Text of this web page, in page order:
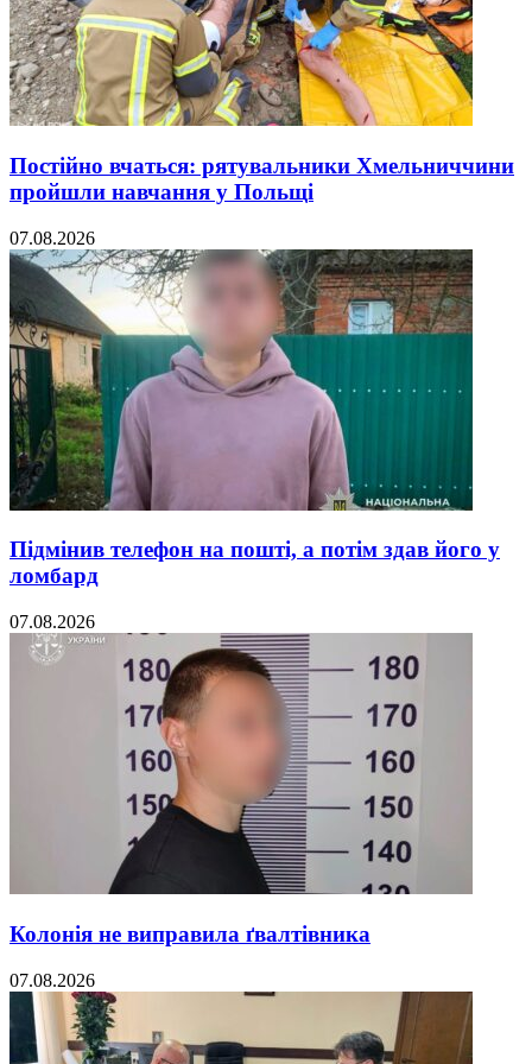
Постійно вчаться: рятувальники Хмельниччини
пройшли навчання у Польщі
07.08.2026
Підмінив телефон на пошті, а потім здав його у
ломбард
07.08.2026
Колонія не виправила ґвалтівника
07.08.2026